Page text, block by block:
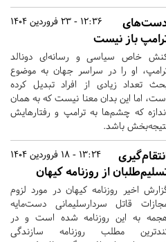
12:36 - 23 فروردین 1404
باز نیست
خاص سیاسی و رسانه‌ای دونالد
او را در سراسر جهان به موضوع
تعداد زیادی از افراد تبدیل کرده
اما این بدان معنا نیست که به همان
که چشم‌ها به ترامپ و رفتارهایش
باشد.
13:24 - 18 فروردین 1404
از روزنامه کیهان
اخیر روزنامه کیهان در مورد لزوم
قاتل سردارسلیمانی دست‌مایه
به این روزنامه شده است و در
مطلب روزنامه سازندگی